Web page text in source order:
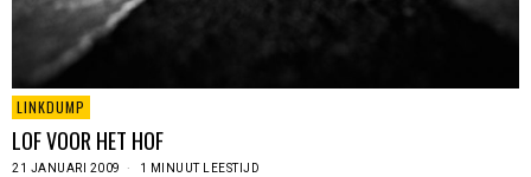
LINKDUMP
LOF VOOR HET HOF
21 JANUARI 2009 1 MINUUT LEESTIJD